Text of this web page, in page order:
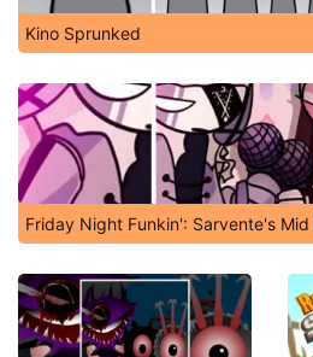
Kino Sprunked
Friday Night Funkin': Sarvente's